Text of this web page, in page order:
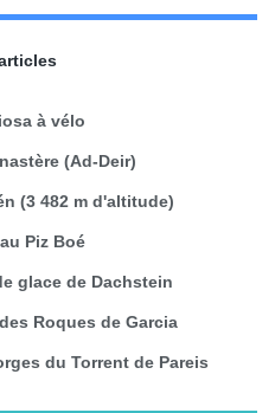
à vélo
(Ad-Deir)
(3 482 m d'altitude)
Piz Boé
glace de Dachstein
Roques de Garcia
du Torrent de Pareis